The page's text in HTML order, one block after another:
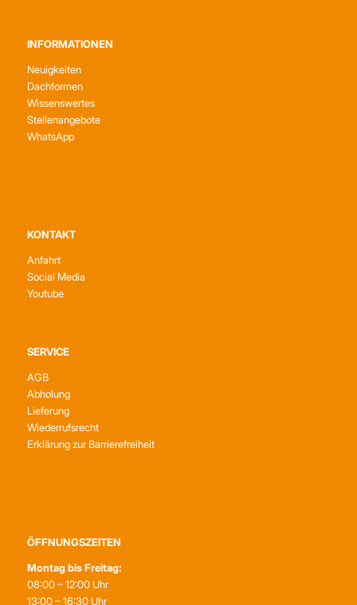
INFORMATIONEN
Neuigkeiten
Dachformen
Wissenswertes
Stellenangebote
WhatsApp
KONTAKT
Anfahrt
Social Media
Youtube
SERVICE
AGB
Abholung
Lieferung
Wiederrufsrecht
Erklärung zur Barrierefreiheit
ÖFFNUNGSZEITEN
Montag bis Freitag:
08:00 – 12:00 Uhr
13:00 – 16:30 Uhr